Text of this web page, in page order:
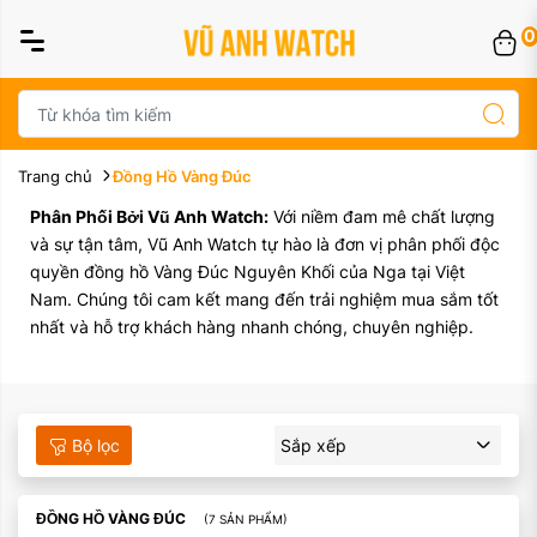
0
Trang chủ Đồng Hồ Vàng Đúc
Phân Phối Bởi Vũ Anh Watch: Với niềm đam mê chất lượng
và sự tận tâm, Vũ Anh Watch tự hào là đơn vị phân phối độc
quyền đồng hồ Vàng Đúc Nguyên Khối của Nga tại Việt
Nam. Chúng tôi cam kết mang đến trải nghiệm mua sắm tốt
nhất và hỗ trợ khách hàng nhanh chóng, chuyên nghiệp.
Bộ lọc Sắp xếp
ĐỒNG HỒ VÀNG ĐÚC (7 SẢN PHẨM)